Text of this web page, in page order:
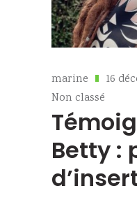
marine
16
Non classé
Betty :